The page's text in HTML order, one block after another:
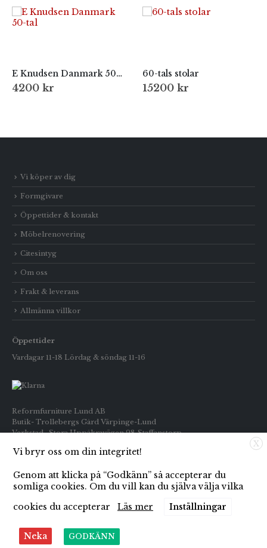
E Knudsen Danmark 50-tal
4200 kr
60-tals stolar
15200 kr
Vi köper av dig
Formgivare
Öppettider & kontakt
Möbelrenovering
Citesintyg
Om oss
Frakt & leverans
Allmänna villkor
Öppettider
Vardagar 11-18 Lördag & söndag 11-16
Reformfurniture Lund AB
Butik- Trollebergs Gård Värpinge-Lund
Verkstad- Stora Uppåkravägen 98 Staffanstorp
Telefon: Butiken 0709-269916
E-post: info@reformfurniture.se
© Copyright 2021
X
Vi bryr oss om din integritet!
Genom att klicka på “Godkänn” så accepterar du
somliga cookies. Om du vill kan du själva välja vilka
cookies du accepterar
Läs mer Inställningar
Neka GODKÄNN